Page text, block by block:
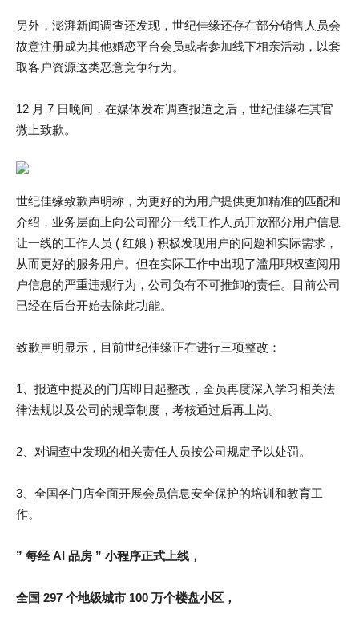
另外，澎湃新闻调查还发现，世纪佳缘还存在部分销售人员会
故意注册成为其他婚恋平台会员或者参加线下相亲活动，以套
取客户资源这类恶意竞争行为。
12 月 7 日晚间，在媒体发布调查报道之后，世纪佳缘在其官
微上致歉。
世纪佳缘致歉声明称，为更好的为用户提供更加精准的匹配和
介绍，业务层面上向公司部分一线工作人员开放部分用户信息
让一线的工作人员 ( 红娘 ) 积极发现用户的问题和实际需求，
从而更好的服务用户。但在实际工作中出现了滥用职权查阅用
户信息的严重违规行为，公司负有不可推卸的责任。目前公司
已经在后台开始去除此功能。
致歉声明显示，目前世纪佳缘正在进行三项整改：
1、报道中提及的门店即日起整改，全员再度深入学习相关法
律法规以及公司的规章制度，考核通过后再上岗。
2、对调查中发现的相关责任人员按公司规定予以处罚。
3、全国各门店全面开展会员信息安全保护的培训和教育工
作。
” 每经 AI 品房 ” 小程序正式上线，
全国 297 个地级城市 100 万个楼盘小区，